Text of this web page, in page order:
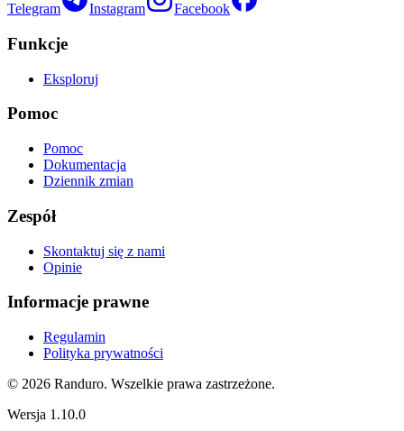
Telegram Instagram Facebook
Funkcje
Eksploruj
Pomoc
Pomoc
Dokumentacja
Dziennik zmian
Zespół
Skontaktuj się z nami
Opinie
Informacje prawne
Regulamin
Polityka prywatności
© 2026 Randuro. Wszelkie prawa zastrzeżone.
Wersja 1.10.0